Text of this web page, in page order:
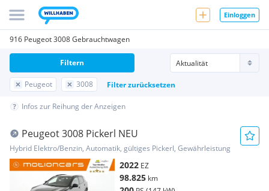
Einloggen
916 Peugeot 3008 Gebrauchtwagen
Peugeot 3008 Filter zurücksetzen
Filtern
Infos zur Reihung der Anzeigen
Peugeot 3008 Pickerl NEU
Hybrid Elektro/Benzin, Automatik, gültiges Pickerl, Gewährleistung
2022 EZ
98.825 km